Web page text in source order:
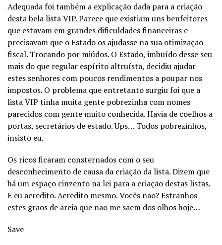
Adequada foi também a explicação dada para a criação
desta bela lista VIP. Parece que existiam uns benfeitores
que estavam em grandes dificuldades financeiras e
precisavam que o Estado os ajudasse na sua otimização
fiscal. Trocando por miúdos. O Estado, imbuído desse seu
mais do que regular espírito altruísta, decidiu ajudar
estes senhores com poucos rendimentos a poupar nos
impostos. O problema que entretanto surgiu foi que a
lista VIP tinha muita gente pobrezinha com nomes
parecidos com gente muito conhecida. Havia de coelhos a
portas, secretários de estado. Ups… Todos pobrezinhos,
insisto eu.
Os ricos ficaram consternados com o seu
desconhecimento de causa da criação da lista. Dizem que
há um espaço cinzento na lei para a criação destas listas.
E eu acredito. Acredito mesmo. Vocês não? Estranhos
estes grãos de areia que não me saem dos olhos hoje…
Save